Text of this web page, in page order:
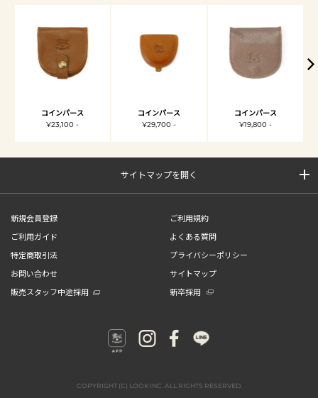
コインパース
¥23,100 -
コインパース
¥29,700 -
コインパース
¥19,800 -
サイトマップを開く
新規会員登録
ご利用規約
ご利用ガイド
よくある質問
特定商取引法
プライバシーポリシー
お問い合わせ
サイトマップ
販売スタッフ中途採用
新卒採用
COPYRIGHT (C) LOOK INC. ALL RIGHTS RESERVED.